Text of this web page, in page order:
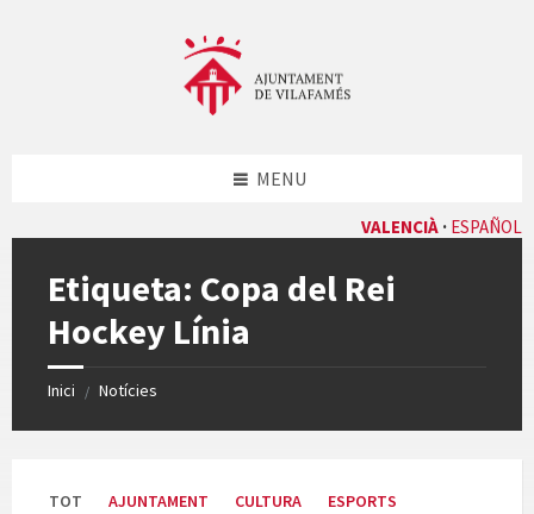
VALENCIÀ ESPAÑOL
MENU
Etiqueta: Copa del Rei
Hockey Línia
Inici / Notícies
TOT AJUNTAMENT CULTURA
ESPORTS